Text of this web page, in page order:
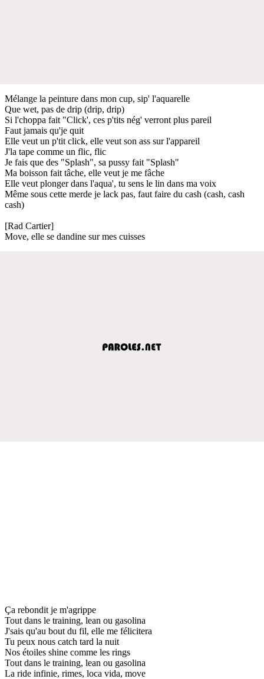
Mélange la peinture dans mon cup, sip' l'aquarelle
Que wet, pas de drip (drip, drip)
Si l'choppa fait "Click', ces p'tits nég' verront plus pareil
Faut jamais qu'je quit
Elle veut un p'tit click, elle veut son ass sur l'appareil
J'la tape comme un flic, flic
Je fais que des "Splash", sa pussy fait "Splash"
Ma boisson fait tâche, elle veut je me fâche
Elle veut plonger dans l'aqua', tu sens le lin dans ma voix
Même sous cette merde je lack pas, faut faire du cash (cash, cash
cash)
[Rad Cartier]
Move, elle se dandine sur mes cuisses
Ça rebondit je m'agrippe
Tout dans le training, lean ou gasolina
J'sais qu'au bout du fil, elle me félicitera
Tu peux nous catch tard la nuit
Nos étoiles shine comme les rings
Tout dans le training, lean ou gasolina
La ride infinie, rimes, loca vida, move